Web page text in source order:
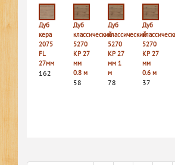
Дуб
кера
2075
FL
27мм
162
Дуб
классический
5270
КР 27
мм
0.8 м
58
Дуб
классический
5270
КР 27
мм 1
м
78
Дуб
5270
КР 27
мм
0.6 м
37